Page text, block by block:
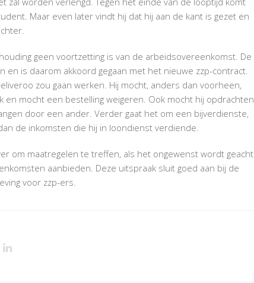
ZELFSTANDIG
Maar even later vindt hij dat hij aan de kant is gezet en
geen voortzetting is van de arbeidsovereenkomst. De
is daarom akkoord gegaan met het nieuwe zzp-contract.
zou gaan werken. Hij mocht, anders dan voorheen,
mocht een bestelling weigeren. Ook mocht hij opdrachten
door een ander. Verder gaat het om een bijverdienste,
de inkomsten die hij in loondienst verdiende.
om maatregelen te treffen, als het ongewenst wordt geacht
aanbieden. Deze uitspraak sluit goed aan bij de
voor zzp-ers.